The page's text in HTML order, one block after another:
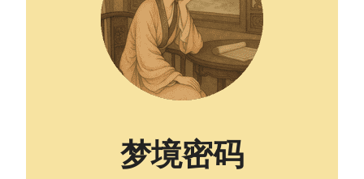
梦境密码